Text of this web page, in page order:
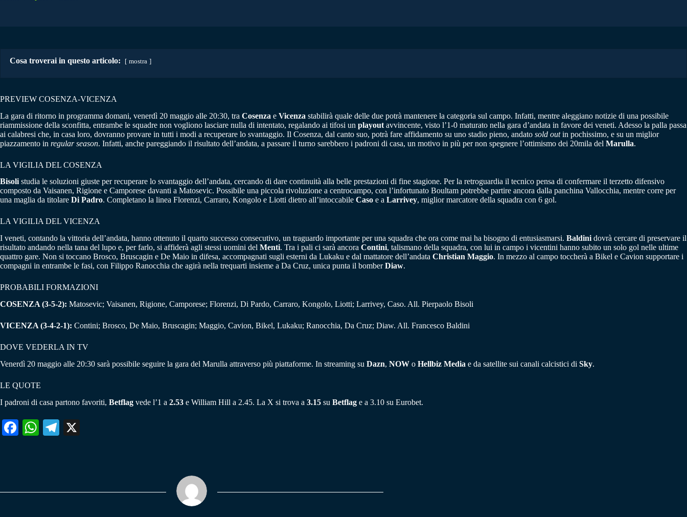
Cosa troverai in questo articolo: mostra
PREVIEW COSENZA-VICENZA
La gara di ritorno in programma domani, venerdì 20 maggio alle 20:30, tra Cosenza e Vicenza stabilirà quale delle due potrà mantenere la categoria sul campo. Infatti, mentre aleggiano notizie di una possibile
riammissione della sconfitta, entrambe le squadre non vogliono lasciare nulla di intentato, regalando ai tifosi un playout avvincente, visto l’1-0 maturato nella gara d’andata in favore dei veneti. Adesso la palla passa
ai calabresi che, in casa loro, dovranno provare in tutti i modi a recuperare lo svantaggio. Il Cosenza, dal canto suo, potrà fare affidamento su uno stadio pieno, andato sold outin pochissimo, e su un miglior
piazzamento in regular season. Infatti, anche pareggiando il risultato dell’andata, a passare il turno sarebbero i padroni di casa, un motivo in più per non spegnere l’ottimismo dei 20mila del Marulla.
LA VIGILIA DEL COSENZA
Bisolistudia le soluzioni giuste per recuperare lo svantaggio dell’andata, cercando di dare continuità alla belle prestazioni di fine stagione. Per la retroguardia il tecnico pensa di confermare il terzetto difensivo
composto da Vaisanen, Rigione e Camporese davanti a Matosevic. Possibile una piccola rivoluzione a centrocampo, con l’infortunato Boultam potrebbe partire ancora dalla panchina Vallocchia, mentre corre per
una maglia da titolare Di Padro. Completano la linea Florenzi, Carraro, Kongolo e Liotti dietro all’intoccabile Caso e a Larrivey, miglior marcatore della squadra con 6 gol.
LA VIGILIA DEL VICENZA
I veneti, contando la vittoria dell’andata, hanno ottenuto il quarto successo consecutivo, un traguardo importante per una squadra che ora come mai ha bisogno di entusiasmarsi. Baldini dovrà cercare di preservare il
risultato andando nella tana del lupo e, per farlo, si affiderà agli stessi uomini del Menti. Tra i pali ci sarà ancora Contini, talismano della squadra, con lui in campo i vicentini hanno subito un solo gol nelle ultime
quattro gare. Non si toccano Brosco, Bruscagin e De Maio in difesa, accompagnati sugli esterni da Lukaku e dal mattatore dell’andata Christian Maggio. In mezzo al campo toccherà a Bikel e Cavion supportare i
compagni in entrambe le fasi, con Filippo Ranocchia che agirà nella trequarti insieme a Da Cruz, unica punta il bomberDiaw.
PROBABILI FORMAZIONI
COSENZA (3-5-2): Matosevic; Vaisanen, Rigione, Camporese; Florenzi, Di Pardo, Carraro, Kongolo, Liotti; Larrivey, Caso. All. Pierpaolo Bisoli
VICENZA (3-4-2-1): Contini; Brosco, De Maio, Bruscagin; Maggio, Cavion, Bikel, Lukaku; Ranocchia, Da Cruz; Diaw. All. Francesco Baldini
DOVE VEDERLA IN TV
Venerdì 20 maggio alle 20:30 sarà possibile seguire la gara del Marulla attraverso più piattaforme. In streaming su Dazn, NOW o Hellbiz Media e da satellite sui canali calcistici di Sky.
LE QUOTE
I padroni di casa partono favoriti, Betflag vede l’1 a 2.53 e William Hill a 2.45. La X si trova a 3.15 su Betflag e a 3.10 su Eurobet.
Fa W
pp
Te
m